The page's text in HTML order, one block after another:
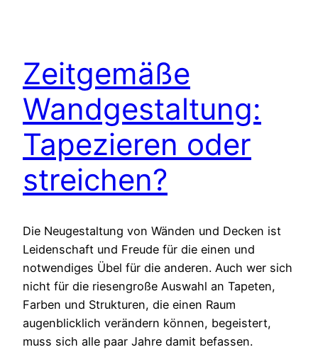
Zeitgemäße
Wandgestaltung:
Tapezieren oder
streichen?
Die Neugestaltung von Wänden und Decken ist
Leidenschaft und Freude für die einen und
notwendiges Übel für die anderen. Auch wer sich
nicht für die riesengroße Auswahl an Tapeten,
Farben und Strukturen, die einen Raum
augenblicklich verändern können, begeistert,
muss sich alle paar Jahre damit befassen.